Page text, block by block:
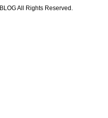
All Rights Reserved.